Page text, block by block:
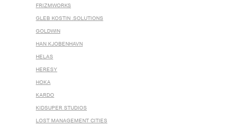
FRIZMWORKS
GLEB KOSTIN .SOLUTIONS
GOLDWIN
HAN KJOBENHAVN
HELAS
HERESY
HOKA
KARDO
KIDSUPER STUDIOS
LOST MANAGEMENT CITIES